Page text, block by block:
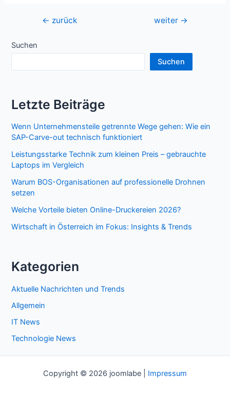
Beitragsnavigation
← zurück weiter →
Suchen
Suchen
Letzte Beiträge
Wenn Unternehmensteile getrennte Wege gehen: Wie ein
SAP-Carve-out technisch funktioniert
Leistungsstarke Technik zum kleinen Preis – gebrauchte
Laptops im Vergleich
Warum BOS-Organisationen auf professionelle Drohnen
setzen
Welche Vorteile bieten Online-Druckereien 2026?
Wirtschaft in Österreich im Fokus: Insights & Trends
Kategorien
Aktuelle Nachrichten und Trends
Allgemein
IT News
Technologie News
Copyright © 2026 joomlabe | Impressum